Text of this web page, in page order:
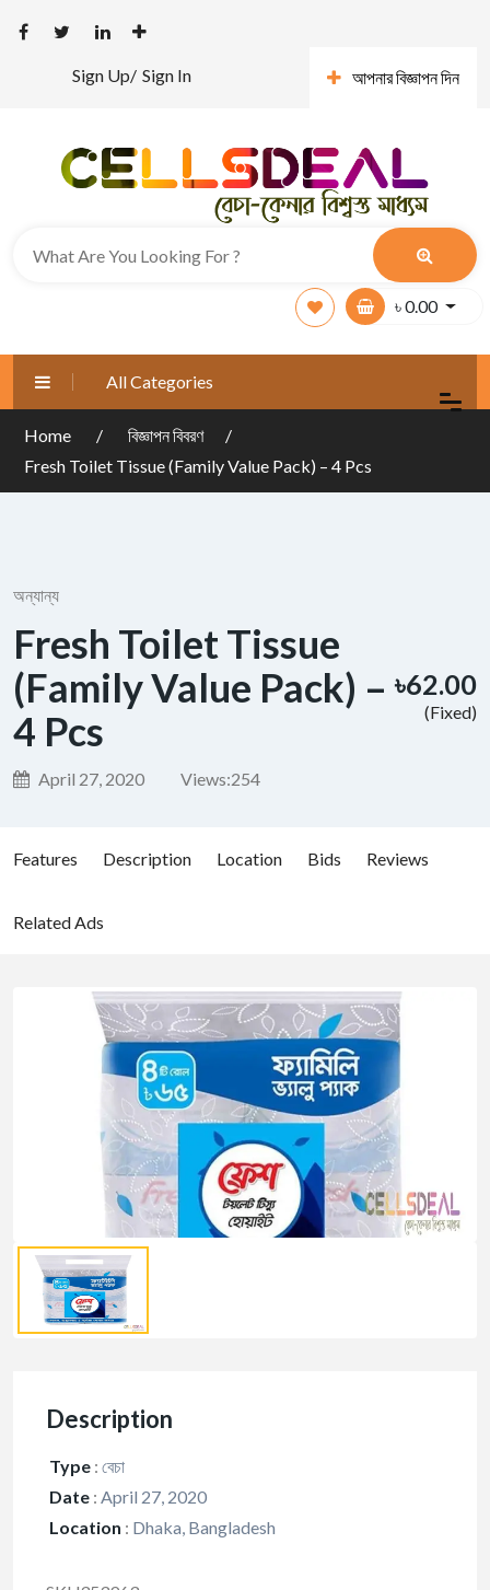
Sign Up/ Sign In আপনার বিজ্ঞাপন দিন
৳0.00
All Categories
Home
বিজ্ঞাপন বিবরণ
Fresh Toilet Tissue (Family Value Pack) – 4 Pcs
অন্যান্য
Fresh Toilet Tissue
(Family Value Pack) –
4 Pcs
April 27, 2020 Views:254
৳62.00
(Fixed)
Features Description Location Bids Reviews
Related Ads
Description
Type : বেচা
Date : April 27, 2020
Location : Dhaka, Bangladesh